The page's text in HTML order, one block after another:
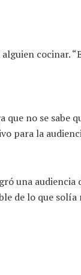
cocinar.
no se sabe
para la
una audiencia
de lo que